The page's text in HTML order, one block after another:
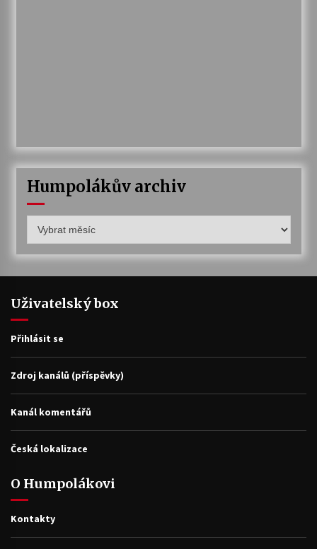
Humpolákův archiv
archiv
Uživatelský box
Přihlásit se
Zdroj kanálů (příspěvky)
Kanál komentářů
Česká lokalizace
O Humpolákovi
Kontakty